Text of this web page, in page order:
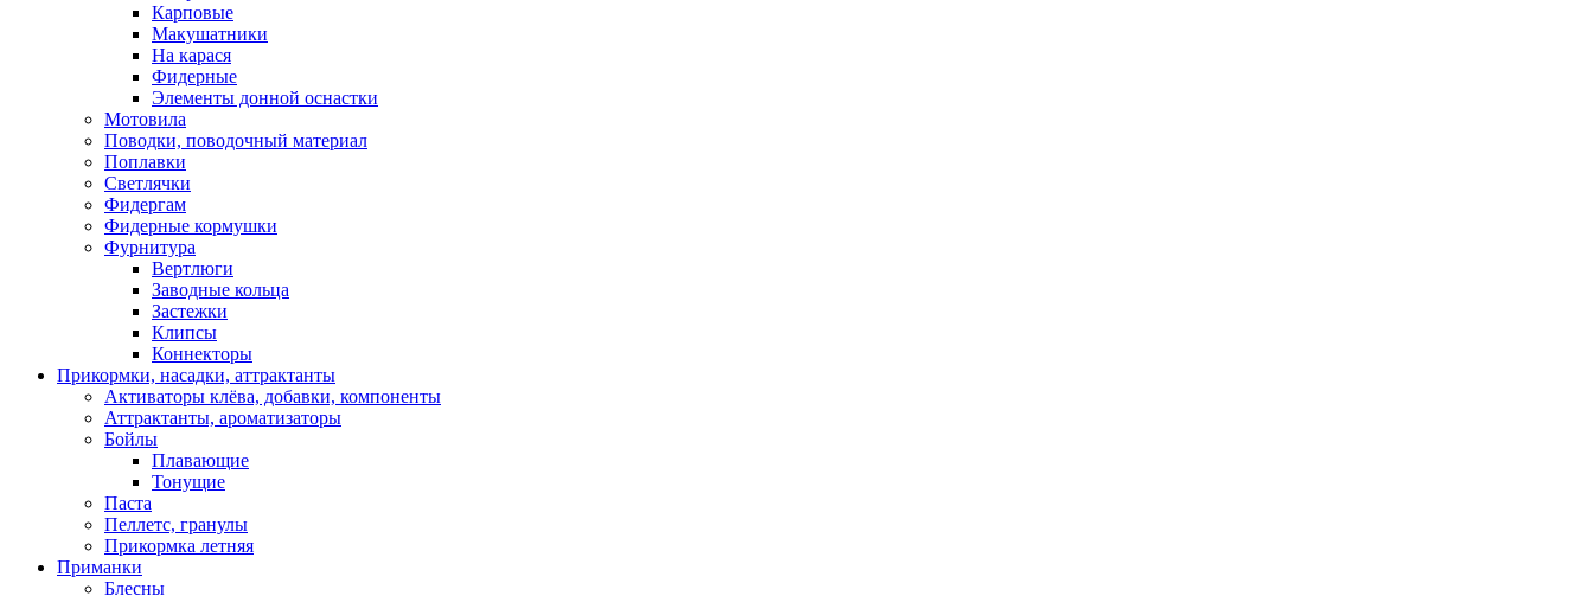
Карповые
Макушатники
На карася
Фидерные
Элементы донной оснастки
Мотовила
Поводки, поводочный материал
Поплавки
Светлячки
Фидергам
Фидерные кормушки
Фурнитура
Вертлюги
Заводные кольца
Застежки
Клипсы
Коннекторы
Прикормки, насадки, аттрактанты
Активаторы клёва, добавки, компоненты
Аттрактанты, ароматизаторы
Бойлы
Плавающие
Тонущие
Паста
Пеллетс, гранулы
Прикормка летняя
Приманки
Блесны